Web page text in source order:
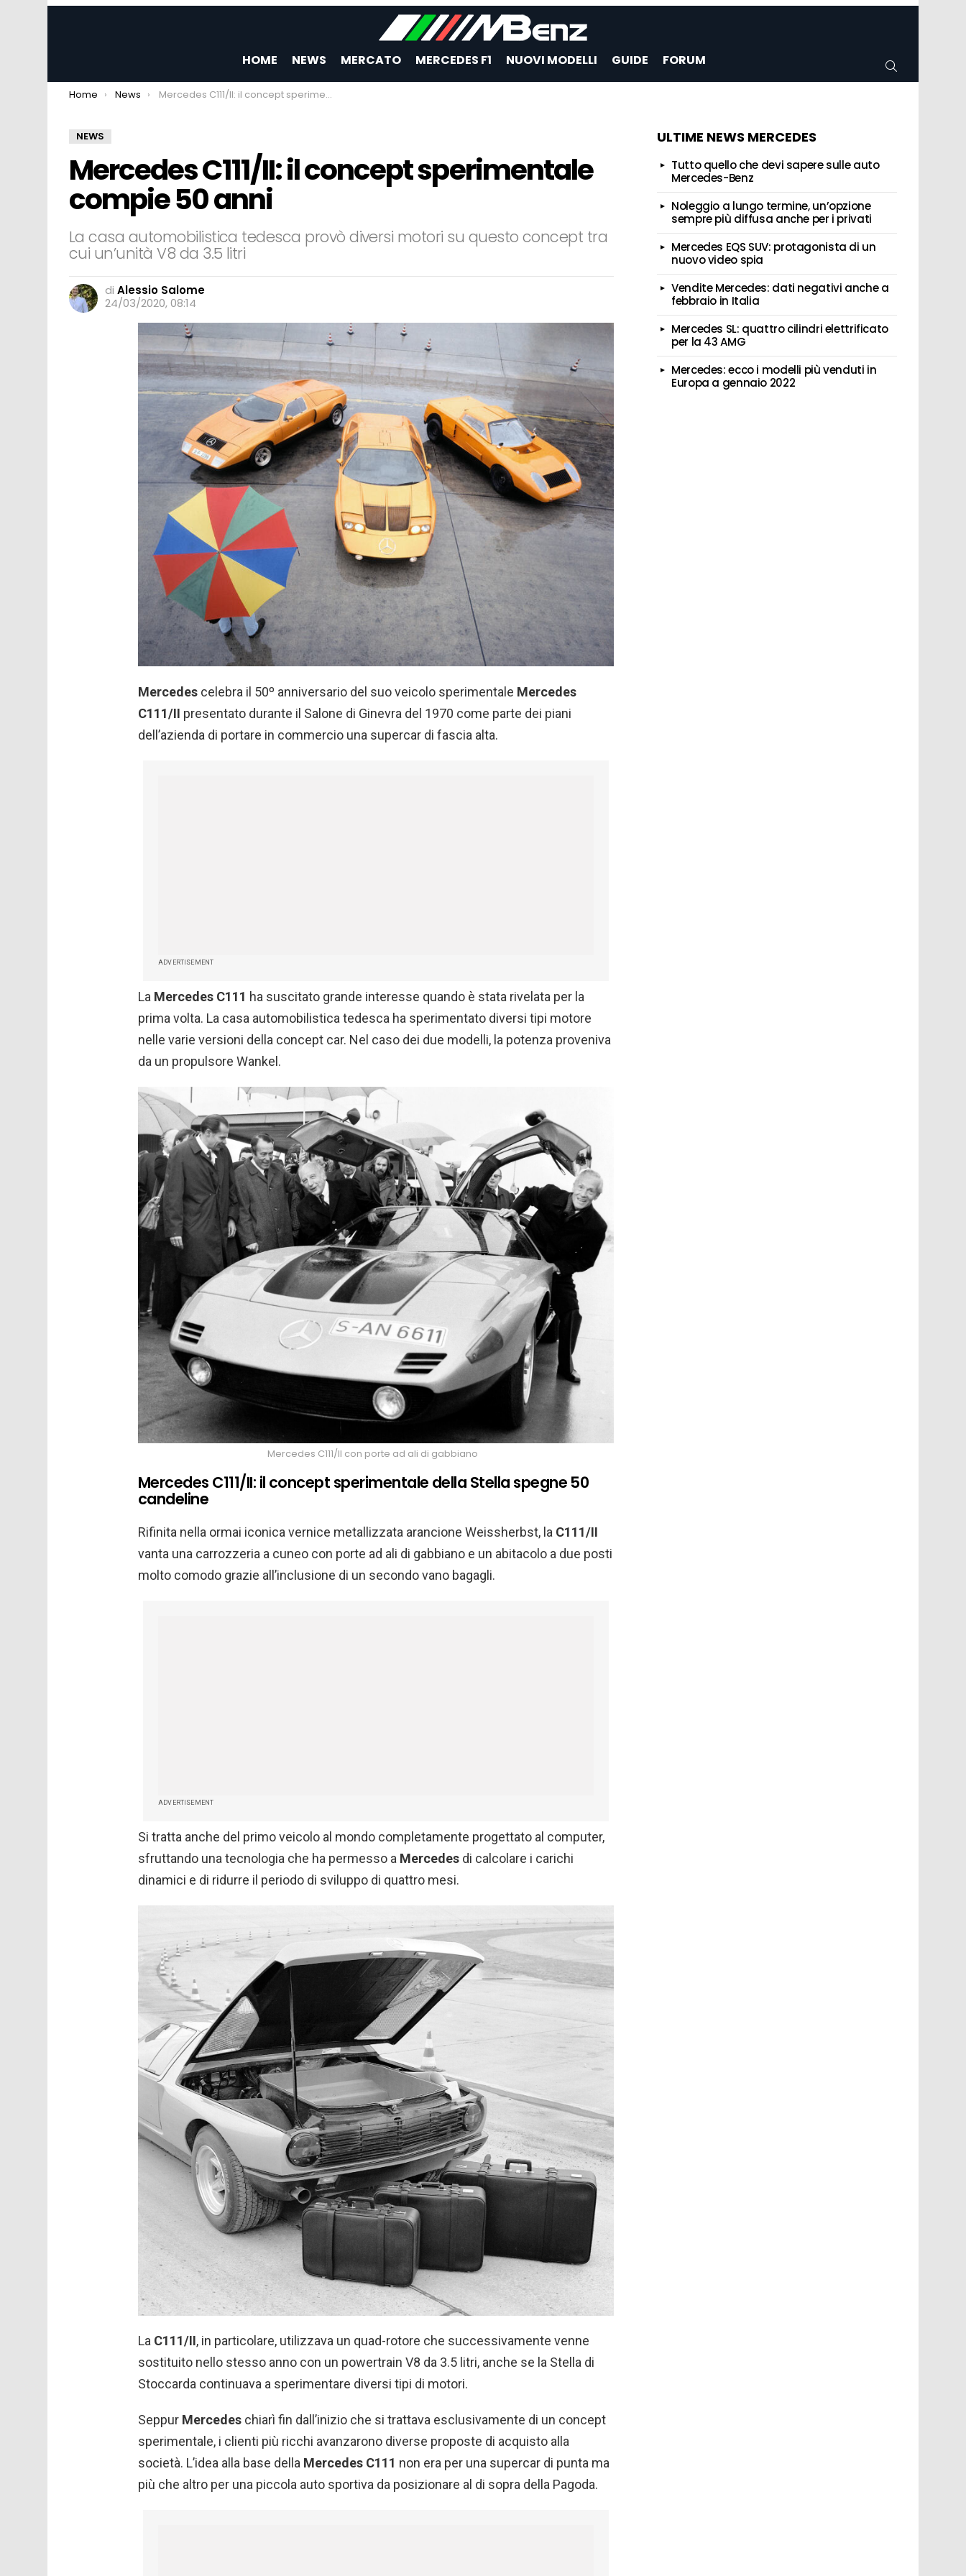
HOME NEWS MERCATO MERCEDES F1 NUOVI MODELLI GUIDE FORUM
You are here:
Home News Mercedes C111/II: il concept sperimentale compie 50 anni
NEWS
Mercedes C111/II: il concept sperimentale
compie 50 anni
La casa automobilistica tedesca provò diversi motori su questo concept tra
cui un’unità V8 da 3.5 litri
di Alessio Salome
24/03/2020, 08:14
Mercedes celebra il 50º anniversario del suo veicolo sperimentale Mercedes
C111/II presentato durante il Salone di Ginevra del 1970 come parte dei piani
dell’azienda di portare in commercio una supercar di fascia alta.
ADVERTISEMENT
La Mercedes C111 ha suscitato grande interesse quando è stata rivelata per la
prima volta. La casa automobilistica tedesca ha sperimentato diversi tipi motore
nelle varie versioni della concept car. Nel caso dei due modelli, la potenza proveniva
da un propulsore Wankel.
Mercedes C111/II con porte ad ali di gabbiano
Mercedes C111/II: il concept sperimentale della Stella spegne 50
candeline
Rifinita nella ormai iconica vernice metallizzata arancione Weissherbst, la C111/II
vanta una carrozzeria a cuneo con porte ad ali di gabbiano e un abitacolo a due posti
molto comodo grazie all’inclusione di un secondo vano bagagli.
ADVERTISEMENT
Si tratta anche del primo veicolo al mondo completamente progettato al computer,
sfruttando una tecnologia che ha permesso a Mercedes di calcolare i carichi
dinamici e di ridurre il periodo di sviluppo di quattro mesi.
La C111/II, in particolare, utilizzava un quad-rotore che successivamente venne
sostituito nello stesso anno con un powertrain V8 da 3.5 litri, anche se la Stella di
Stoccarda continuava a sperimentare diversi tipi di motori.
Seppur Mercedes chiarì fin dall’inizio che si trattava esclusivamente di un concept
sperimentale, i clienti più ricchi avanzarono diverse proposte di acquisto alla
società. L’idea alla base della Mercedes C111 non era per una supercar di punta ma
più che altro per una piccola auto sportiva da posizionare al di sopra della Pagoda.
ULTIME NEWS MERCEDES
Tutto quello che devi sapere sulle auto
Mercedes-Benz
Noleggio a lungo termine, un’opzione
sempre più diffusa anche per i privati
Mercedes EQS SUV: protagonista di un
nuovo video spia
Vendite Mercedes: dati negativi anche a
febbraio in Italia
Mercedes SL: quattro cilindri elettrificato
per la 43 AMG
Mercedes: ecco i modelli più venduti in
Europa a gennaio 2022